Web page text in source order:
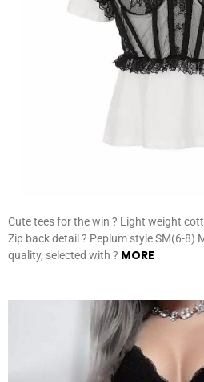
Cute tees for the win ? Light weight
Zip back detail ? Peplum style SM(6-8)
quality, selected with ? MORE